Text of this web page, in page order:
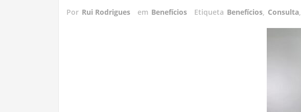
Por Rui Rodrigues em Benefícios Etiqueta Benefícios, Consulta,